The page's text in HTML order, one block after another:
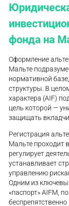
фонда на
Оформление
Мальте
нормативной
структуры. В
характера (AIF)
цель которой —
защищать
Регистрация
Мальте проходит
регулирует
устанавливает
управлению
Одним из
«паспорт» AIFM,